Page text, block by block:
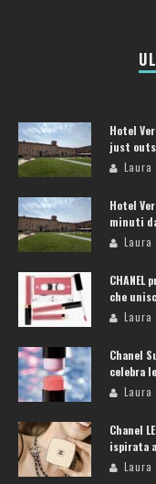
Hotel
just
Laura
Hotel
minuti
Laura
CHANEL
che
Laura
Chanel
celebra
Laura
Chanel
ispirata
Laura